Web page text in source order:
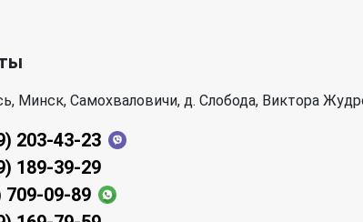
Минск, Самохваловичи, д. Слобода, Виктора
203-43-23
189-39-29
709-09-89